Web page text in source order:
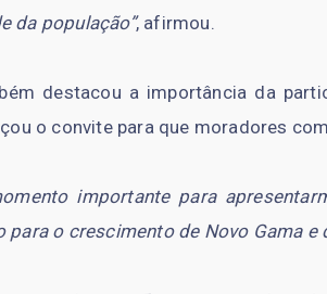
da população”, afirmou.
destacou a importância da
o convite para que moradores
importante para
o crescimento de Novo Gama e